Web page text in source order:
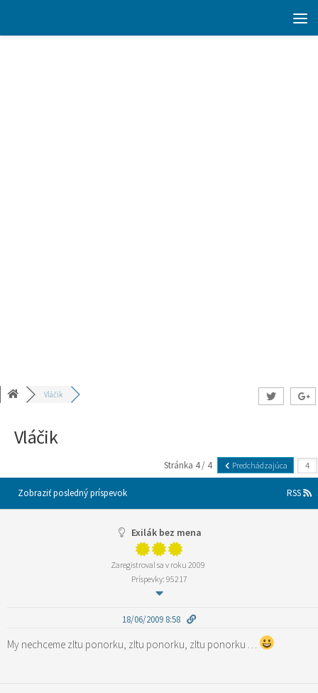
Vláčik
Vláčik
Stránka 4 / 4 Predchádzajúca
Zobraziť posledný príspevok RSS
Exilák bez mena
Zaregistroval sa v roku 2009
Príspevky: 95217
18/06/2009 8:58
My nechceme zltu ponorku, zltu ponorku, zltu ponorku …